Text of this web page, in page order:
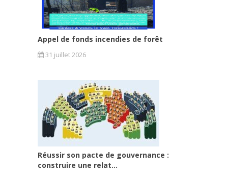
Appel de fonds incendies de forêt
31 juillet 2026
Réussir son pacte de gouvernance :
construire une relat...